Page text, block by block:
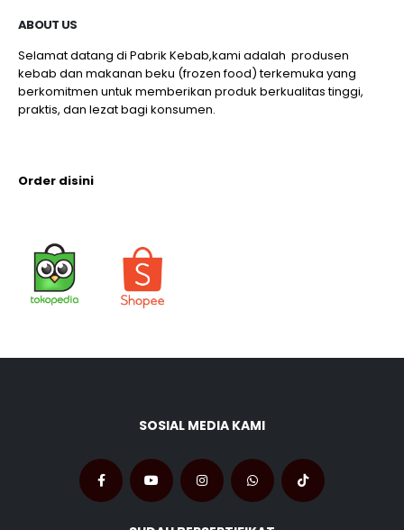
ABOUT US
Selamat datang di Pabrik Kebab,kami adalah produsen
kebab dan makanan beku (frozen food) terkemuka yang
berkomitmen untuk memberikan produk berkualitas tinggi,
praktis, dan lezat bagi konsumen.
Order disini
SOSIAL MEDIA KAMI